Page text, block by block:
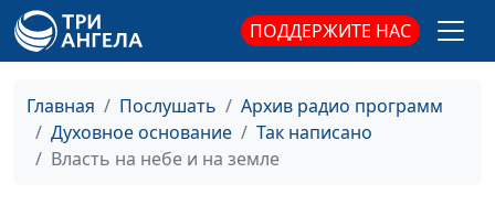
ПОДДЕРЖИТЕ НАС
Главная Послушать
Архив радио программ
Духовное основание
Так написано
Власть на небе и на земле
Иоанна священнослужитель
Христос в евангелии от
Павел Гончар,
#101
Христос в Евангелии от
Матфея
Павел Гончар,
священнослужитель